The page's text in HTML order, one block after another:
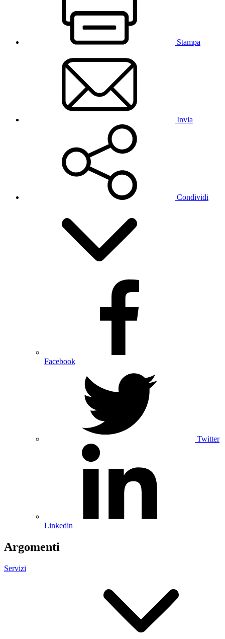
Stampa
Invia
Condividi
Facebook
Twitter
Linkedin
Argomenti
Servizi